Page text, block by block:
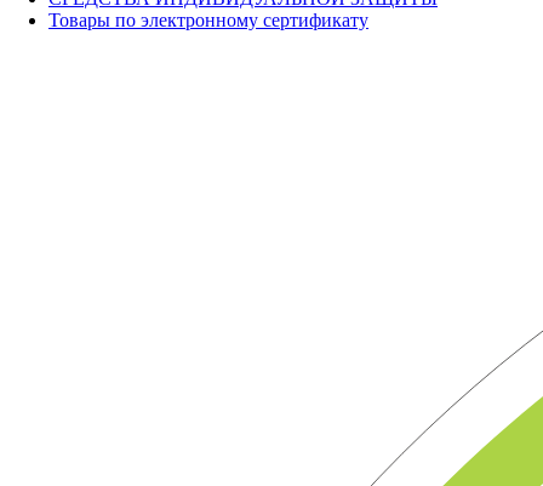
Товары по электронному сертификату